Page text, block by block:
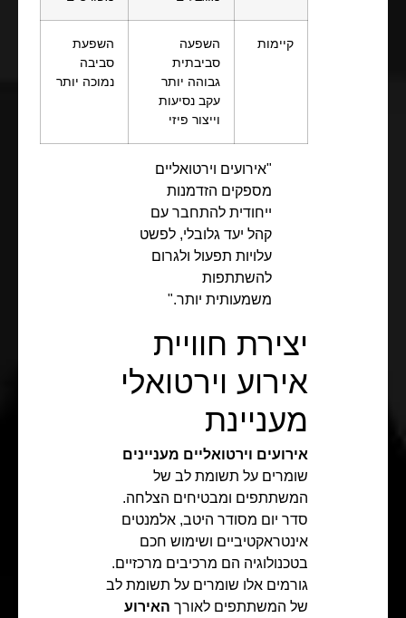
קיימות
השפעה
סביבתית
גבוהה יותר
עקב נסיעות
וייצור פיזי
השפעת
סביבה
נמוכה יותר
"אירועים וירטואליים
מספקים הזדמנות
ייחודית להתחבר עם
קהל יעד גלובלי, לפשט
עלויות תפעול ולגרום
להשתתפות
משמעותית יותר."
יצירת חוויית
אירוע וירטואלי
מעניינת
אירועים וירטואליים מעניינים
שומרים על תשומת לב של
המשתתפים ומבטיחים הצלחה.
סדר יום מסודר היטב, אלמנטים
אינטראקטיביים ושימוש חכם
בטכנולוגיה הם מרכיבים מרכזיים.
גורמים אלו שומרים על תשומת לב
של המשתתפים לאורך האירוע